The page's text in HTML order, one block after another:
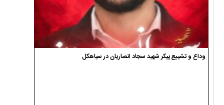
وداع و تشییع پیکر شهید سجاد انصاریان در سیاهکل